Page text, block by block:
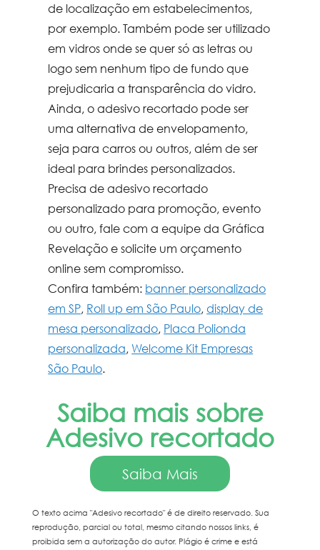
de localização em estabelecimentos,
por exemplo. Também pode ser utilizado
em vidros onde se quer só as letras ou
logo sem nenhum tipo de fundo que
prejudicaria a transparência do vidro.
Ainda, oadesivo recortado pode ser
uma alternativa de envelopamento,
seja para carros ou outros, além de ser
ideal para brindes personalizados.
Precisa deadesivo recortado
personalizado para promoção, evento
ou outro, fale com a equipe da Gráfica
Revelação e solicite um orçamento
online sem compromisso.
Confira também: banner personalizado
em SP, Roll up em São Paulo,display de
mesa personalizado, Placa Polionda
personalizada,Welcome Kit Empresas
São Paulo.
Saiba mais sobre
Adesivo recortado
Saiba Mais
O texto acima "Adesivo recortado" é de direito reservado. Sua
reprodução, parcial ou total, mesmo citando nossos links, é
proibida sem a autorização do autor. Plágio é crime e está